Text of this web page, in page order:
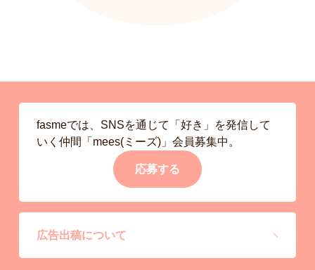
fasmeでは、SNSを通じて「好き」を発信して
いく仲間「mees(ミーズ)」会員募集中。
応募する
広告出稿について